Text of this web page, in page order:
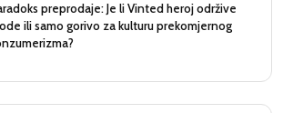
preprodaje: Je li Vinted heroj održive
ili samo gorivo za kulturu prekomjernog